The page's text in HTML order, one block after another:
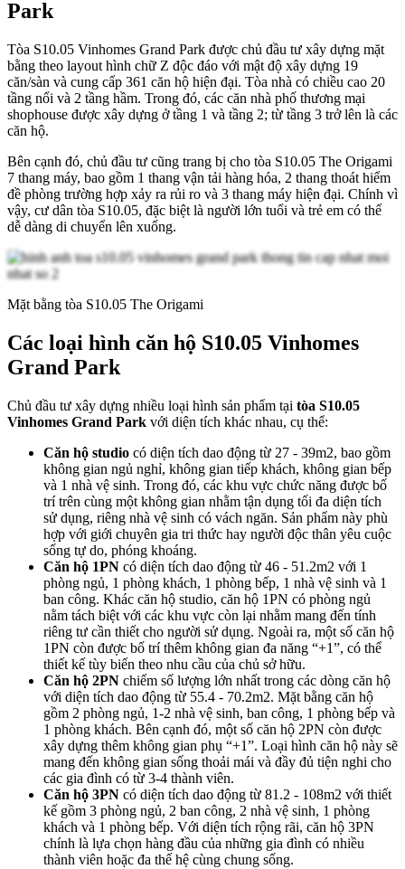
Park
Tòa S10.05 Vinhomes Grand Park được chủ đầu tư xây dựng mặt
bằng theo layout hình chữ Z độc đáo với mật độ xây dựng 19
căn/sàn và cung cấp 361 căn hộ hiện đại. Tòa nhà có chiều cao 20
tầng nổi và 2 tầng hầm. Trong đó, các căn nhà phố thương mại
shophouse được xây dựng ở tầng 1 và tầng 2; từ tầng 3 trở lên là các
căn hộ.
Bên cạnh đó, chủ đầu tư cũng trang bị cho tòa S10.05 The Origami
7 thang máy, bao gồm 1 thang vận tải hàng hóa, 2 thang thoát hiểm
đề phòng trường hợp xảy ra rủi ro và 3 thang máy hiện đại. Chính vì
vậy, cư dân tòa S10.05, đặc biệt là người lớn tuổi và trẻ em có thể
dễ dàng di chuyển lên xuống.
Mặt bằng tòa S10.05 The Origami
Các loại hình căn hộ S10.05 Vinhomes
Grand Park
Chủ đầu tư xây dựng nhiều loại hình sản phẩm tại tòa S10.05
Vinhomes Grand Park với diện tích khác nhau, cụ thể:
Căn hộ studio có diện tích dao động từ 27 - 39m2, bao gồm
không gian ngủ nghỉ, không gian tiếp khách, không gian bếp
và 1 nhà vệ sinh. Trong đó, các khu vực chức năng được bố
trí trên cùng một không gian nhằm tận dụng tối đa diện tích
sử dụng, riêng nhà vệ sinh có vách ngăn. Sản phẩm này phù
hợp với giới chuyên gia tri thức hay người độc thân yêu cuộc
sống tự do, phóng khoáng.
Căn hộ 1PN có diện tích dao động từ 46 - 51.2m2 với 1
phòng ngủ, 1 phòng khách, 1 phòng bếp, 1 nhà vệ sinh và 1
ban công. Khác căn hộ studio, căn hộ 1PN có phòng ngủ
nằm tách biệt với các khu vực còn lại nhằm mang đến tính
riêng tư cần thiết cho người sử dụng. Ngoài ra, một số căn hộ
1PN còn được bố trí thêm không gian đa năng “+1”, có thể
thiết kế tùy biến theo nhu cầu của chủ sở hữu.
Căn hộ 2PN chiếm số lượng lớn nhất trong các dòng căn hộ
với diện tích dao động từ 55.4 - 70.2m2. Mặt bằng căn hộ
gồm 2 phòng ngủ, 1-2 nhà vệ sinh, ban công, 1 phòng bếp và
1 phòng khách. Bên cạnh đó, một số căn hộ 2PN còn được
xây dựng thêm không gian phụ “+1”. Loại hình căn hộ này sẽ
mang đến không gian sống thoải mái và đầy đủ tiện nghi cho
các gia đình có từ 3-4 thành viên.
Căn hộ 3PN có diện tích dao động từ 81.2 - 108m2 với thiết
kế gồm 3 phòng ngủ, 2 ban công, 2 nhà vệ sinh, 1 phòng
khách và 1 phòng bếp. Với diện tích rộng rãi, căn hộ 3PN
chính là lựa chọn hàng đầu của những gia đình có nhiều
thành viên hoặc đa thế hệ cùng chung sống.